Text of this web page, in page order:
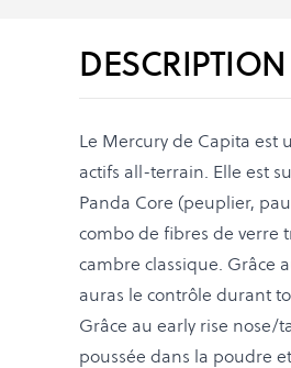
DESCRIPTION
Le Mercury de Capita
actifs all-terrain. Elle est
Panda Core (peuplier,
combo de fibres de verre
cambre classique. Grâce
auras le contrôle durant
Grâce au early rise nose/
poussée dans la poudre